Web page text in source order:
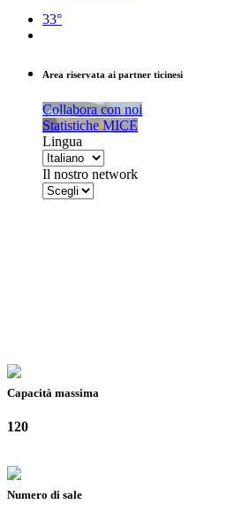
33°
Area riservata ai partner ticinesi
Collabora con noi
Statistiche MICE
Lingua
Il nostro network
Capacità massima
120
Numero di sale